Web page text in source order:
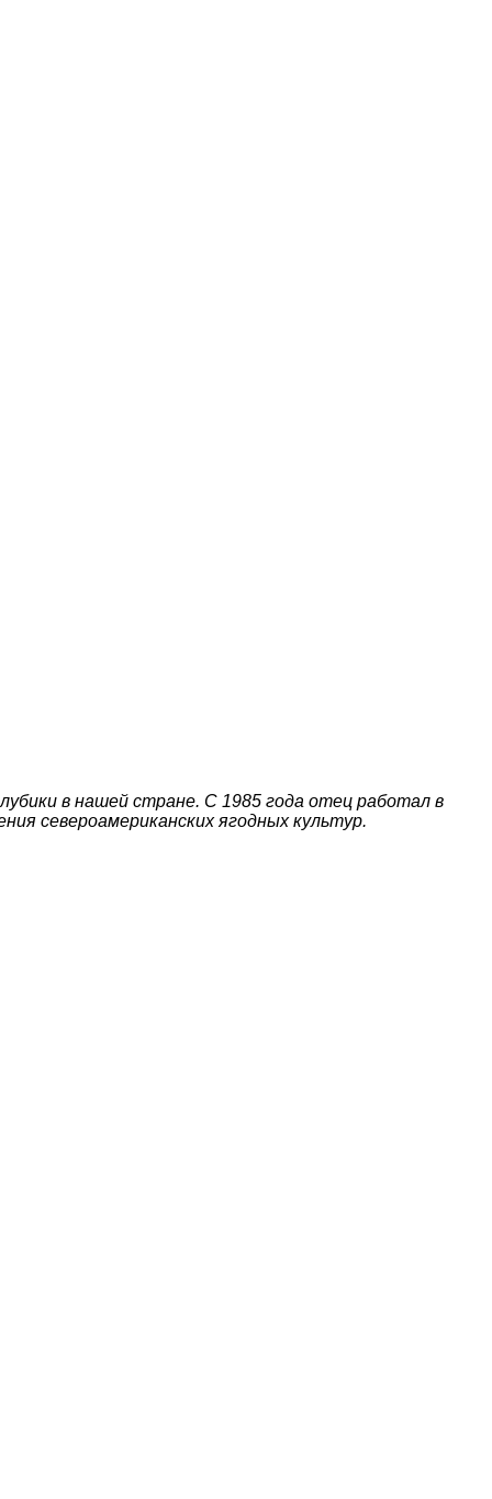
в нашей стране. С 1985 года отец работал в
североамериканских ягодных культур.